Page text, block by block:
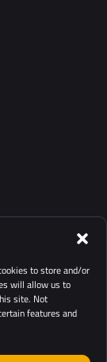
to store and/or
will allow us to
site. Not
features and